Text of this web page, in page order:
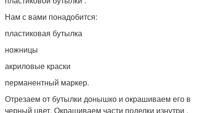
Нам с вами понадобится:
пластиковая бутылка
ножницы
акриловые краски
перманентный маркер.
Отрезаем от бутылки донышко и окрашиваем его в
черный цвет. Окрашиваем части поделки изнутри .